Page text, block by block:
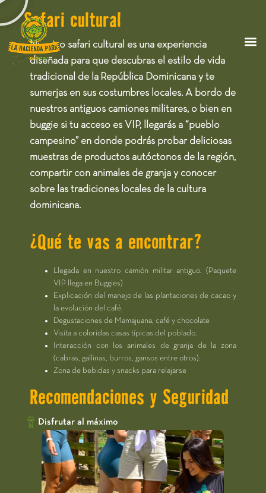
Safari cultural
Nuestro safari cultural es una experiencia
diseñada para que descubras el estilo de vida
tradicional de la República Dominicana y te
sumerjas en sus costumbres locales. A bordo de
nuestros antiguos camiones militares, o bien en
buggie si tu acceso es VIP, llegarás a “pueblo
campesino” en donde podrás probar deliciosas
muestras de productos autóctonos de la región,
compartir con animales de granja y conocer
sobre las tradiciones locales de la cultura
dominicana.
¿Qué te vas a encontrar?​
Llegada en nuestro camión militar antiguo. (Paquete
VIP llega en Buggies)
Explicación del manejo de las plantaciones de cacao y
la evolución del café.
Degustaciones de Mamajuana, café y chocolate
Visita a coloridas casas típicas del poblado.
Interacción con los animales de granja de la zona
(cabras, gallinas, burros, gansos entre otros).
Zona de bebidas y snacks para relajarse
Recomendaciones y Seguridad
Disfrutar al máximo